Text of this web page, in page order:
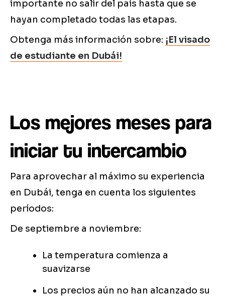
importante no salir del país hasta que se
hayan completado todas las etapas.
Obtenga más información sobre: ¡El visado
de estudiante en Dubái!
Los mejores meses para
iniciar tu intercambio
Para aprovechar al máximo su experiencia
en Dubái, tenga en cuenta los siguientes
períodos:
De septiembre a noviembre:
La temperatura comienza a
suavizarse
Los precios aún no han alcanzado su